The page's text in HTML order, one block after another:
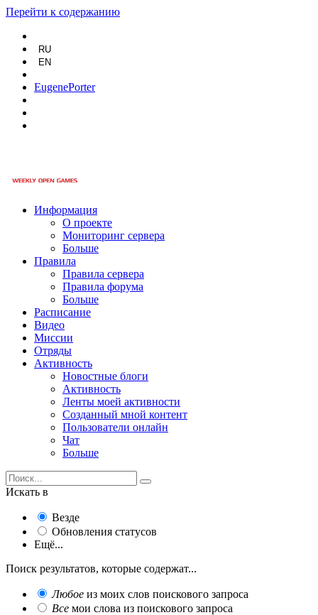
Перейти к содержанию
RU
EN
EugenePorter
Информация
О проекте
Мониторинг сервера
Больше
Правила
Правила сервера
Правила форума
Больше
Расписание
Видео
Миссии
Отряды
Активность
Новостные блоги
Активность
Ленты моей активности
Созданный мной контент
Пользователи онлайн
Чат
Больше
Искать в
Везде
Обновления статусов
Ещё...
Поиск результатов, которые содержат...
Любое из моих слов поискового запроса
Все мои слова из поискового запроса